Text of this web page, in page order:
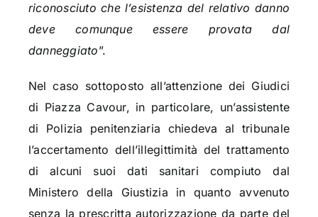
riconosciuto che l’esistenza del relativo danno
deve comunque essere provata dal
danneggiato”.
Nel caso sottoposto all’attenzione dei Giudici
di Piazza Cavour, in particolare, un’assistente
di Polizia penitenziaria chiedeva al tribunale
l’accertamento dell’illegittimità del trattamento
di alcuni suoi dati sanitari compiuto dal
Ministero della Giustizia in quanto avvenuto
senza la prescritta autorizzazione da parte del